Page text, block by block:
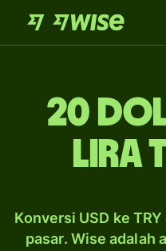
20
lira
Konversi USD ke
pasar. Wise adalah